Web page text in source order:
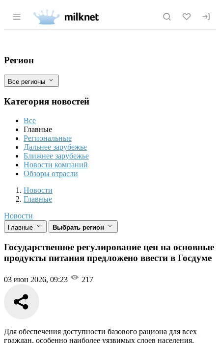
Раздел навигации по сайту milknet.ru
Государственное регулирование цен
Фильтры
Регион
Все регионы
Категория новостей
Все
Главные
Региональные
Дальнее зарубежье
Ближнее зарубежье
Новости компаний
Обзоры отрасли
Новости
Разделы
Новости
Главные
Новости
Главные Выбрать регион
Государственное регулирование цен на основные
продукты питания предложено ввести в Госдуме
03 июн 2026, 09:23 217
Для обеспечения доступности базового рациона для всех
граждан, особенно наиболее уязвимых слоев населения,